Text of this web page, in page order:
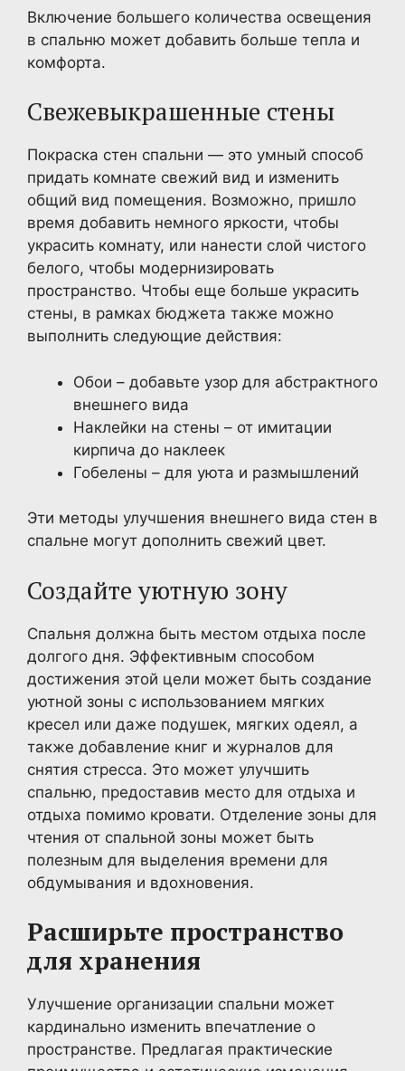
Включение большего количества освещения
в спальню может добавить больше тепла и
комфорта.
Свежевыкрашенные стены
Покраска стен спальни — это умный способ
придать комнате свежий вид и изменить
общий вид помещения. Возможно, пришло
время добавить немного яркости, чтобы
украсить комнату, или нанести слой чистого
белого, чтобы модернизировать
пространство. Чтобы еще больше украсить
стены, в рамках бюджета также можно
выполнить следующие действия:
Обои – добавьте узор для абстрактного
внешнего вида
Наклейки на стены – от имитации
кирпича до наклеек
Гобелены – для уюта и размышлений
Эти методы улучшения внешнего вида стен в
спальне могут дополнить свежий цвет.
Создайте уютную зону
Спальня должна быть местом отдыха после
долгого дня. Эффективным способом
достижения этой цели может быть создание
уютной зоны с использованием мягких
кресел или даже подушек, мягких одеял, а
также добавление книг и журналов для
снятия стресса. Это может улучшить
спальню, предоставив место для отдыха и
отдыха помимо кровати. Отделение зоны для
чтения от спальной зоны может быть
полезным для выделения времени для
обдумывания и вдохновения.
Расширьте пространство
для хранения
Улучшение организации спальни может
кардинально изменить впечатление о
пространстве. Предлагая практические